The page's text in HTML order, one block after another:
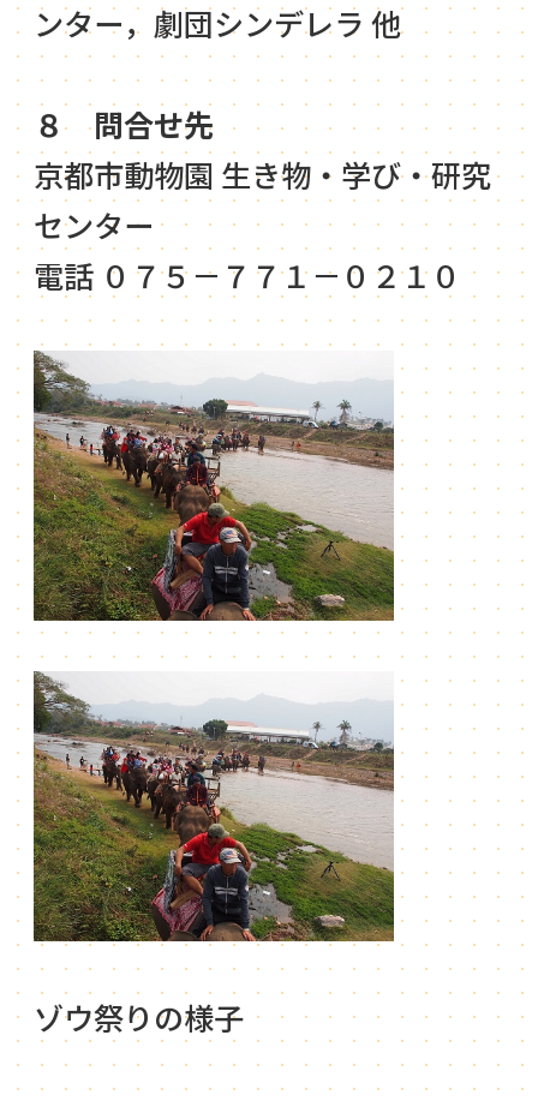
ンター，劇団シンデレラ 他
８ 問合せ先
京都市動物園 生き物・学び・研究
センター
電話 ０７５－７７１－０２１０
ゾウ祭りの様子